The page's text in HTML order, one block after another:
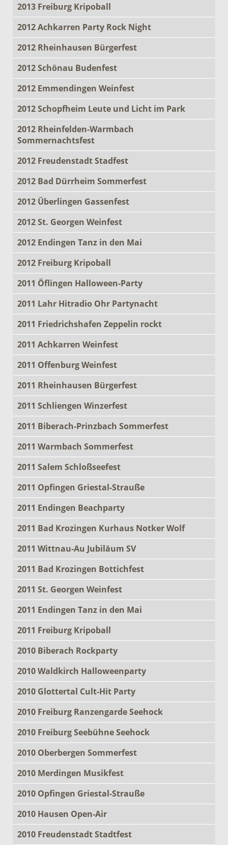
2013 Freiburg Kripoball
2012 Achkarren Party Rock Night
2012 Rheinhausen Bürgerfest
2012 Schönau Budenfest
2012 Emmendingen Weinfest
2012 Schopfheim Leute und Licht im Park
2012 Rheinfelden-Warmbach
Sommernachtsfest
2012 Freudenstadt Stadfest
2012 Bad Dürrheim Sommerfest
2012 Überlingen Gassenfest
2012 St. Georgen Weinfest
2012 Endingen Tanz in den Mai
2012 Freiburg Kripoball
2011 Öflingen Halloween-Party
2011 Lahr Hitradio Ohr Partynacht
2011 Friedrichshafen Zeppelin rockt
2011 Achkarren Weinfest
2011 Offenburg Weinfest
2011 Rheinhausen Bürgerfest
2011 Schliengen Winzerfest
2011 Biberach-Prinzbach Sommerfest
2011 Warmbach Sommerfest
2011 Salem Schloßseefest
2011 Opfingen Griestal-Strauße
2011 Endingen Beachparty
2011 Bad Krozingen Kurhaus Notker Wolf
2011 Wittnau-Au Jubiläum SV
2011 Bad Krozingen Bottichfest
2011 St. Georgen Weinfest
2011 Endingen Tanz in den Mai
2011 Freiburg Kripoball
2010 Biberach Rockparty
2010 Waldkirch Halloweenparty
2010 Glottertal Cult-Hit Party
2010 Freiburg Ranzengarde Seehock
2010 Freiburg Seebühne Seehock
2010 Oberbergen Sommerfest
2010 Merdingen Musikfest
2010 Opfingen Griestal-Strauße
2010 Hausen Open-Air
2010 Freudenstadt Stadtfest